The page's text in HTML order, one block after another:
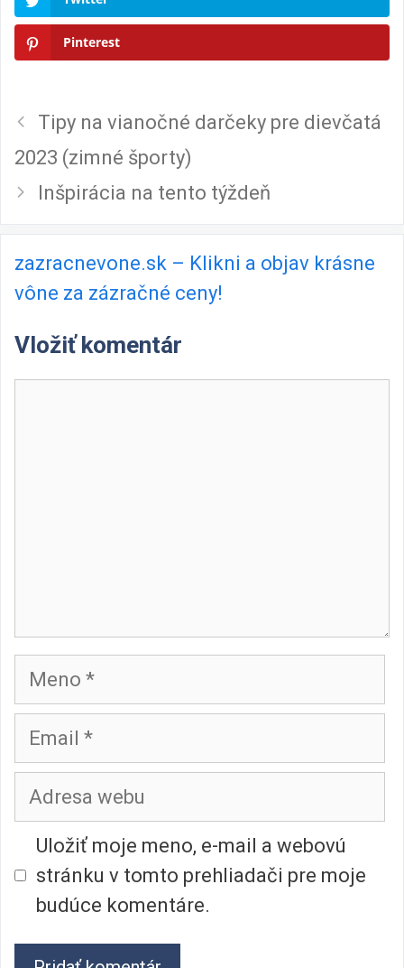
Pinterest
Tipy na vianočné darčeky pre dievčatá
2023 (zimné športy)
Inšpirácia na tento týždeň
zazracnevone.sk – Klikni a objav krásne
vône za zázračné ceny!
Vložiť komentár
Meno
Email
Adresa
webu
Uložiť moje meno, e-mail a webovú
stránku v tomto prehliadači pre moje
budúce komentáre.